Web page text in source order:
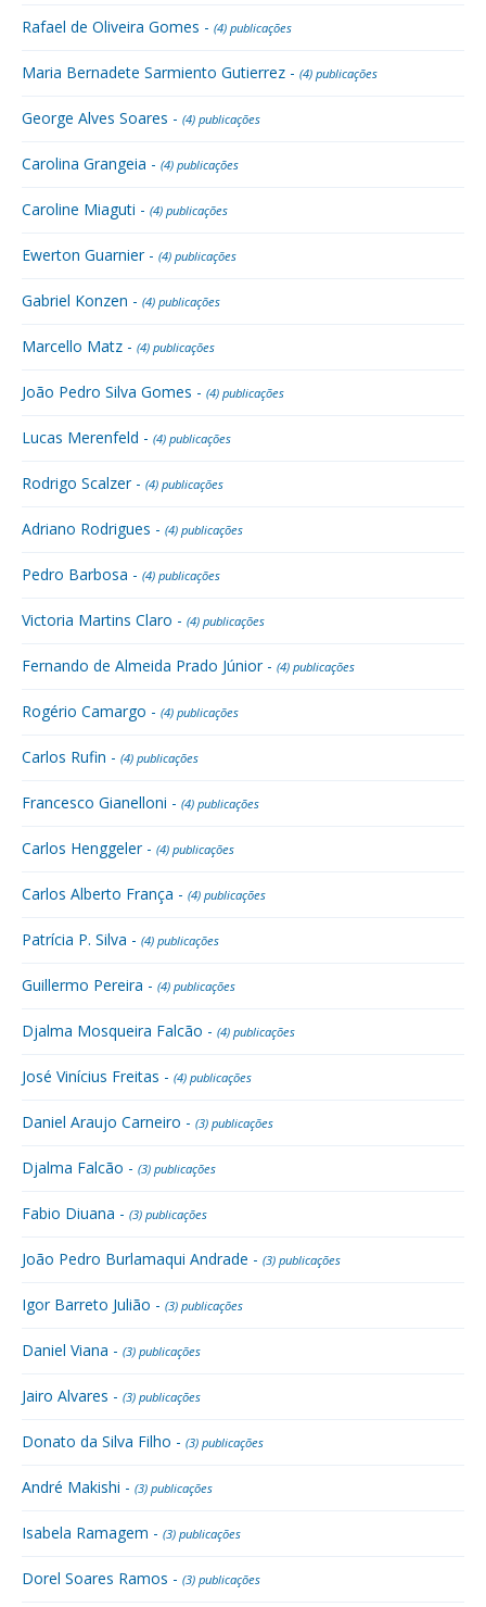
Rafael de Oliveira Gomes - (4) publicações
Maria Bernadete Sarmiento Gutierrez - (4) publicações
George Alves Soares - (4) publicações
Carolina Grangeia - (4) publicações
Caroline Miaguti - (4) publicações
Ewerton Guarnier - (4) publicações
Gabriel Konzen - (4) publicações
Marcello Matz - (4) publicações
João Pedro Silva Gomes - (4) publicações
Lucas Merenfeld - (4) publicações
Rodrigo Scalzer - (4) publicações
Adriano Rodrigues - (4) publicações
Pedro Barbosa - (4) publicações
Victoria Martins Claro - (4) publicações
Fernando de Almeida Prado Júnior - (4) publicações
Rogério Camargo - (4) publicações
Carlos Rufin - (4) publicações
Francesco Gianelloni - (4) publicações
Carlos Henggeler - (4) publicações
Carlos Alberto França - (4) publicações
Patrícia P. Silva - (4) publicações
Guillermo Pereira - (4) publicações
Djalma Mosqueira Falcão - (4) publicações
José Vinícius Freitas - (4) publicações
Daniel Araujo Carneiro - (3) publicações
Djalma Falcão - (3) publicações
Fabio Diuana - (3) publicações
João Pedro Burlamaqui Andrade - (3) publicações
Igor Barreto Julião - (3) publicações
Daniel Viana - (3) publicações
Jairo Alvares - (3) publicações
Donato da Silva Filho - (3) publicações
André Makishi - (3) publicações
Isabela Ramagem - (3) publicações
Dorel Soares Ramos - (3) publicações